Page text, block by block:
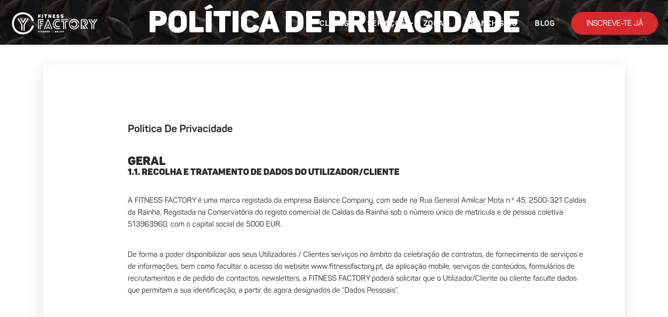
CLUBES SERVIÇOS ZONAS FRANCHISING BLOG INSCREVE-TE JÁ
Política de Privacidade
Política De Privacidade
GERAL
1.1. RECOLHA E TRATAMENTO DE DADOS DO UTILIZADOR/CLIENTE
A FITNESS FACTORY é uma marca registada da empresa Balance Company, com sede na Rua General Amílcar Mota n.º 45, 2500-321 Caldas
da Rainha, Registada na Conservatória do registo comercial de Caldas da Rainha sob o número único de matrícula e de pessoa coletiva
513963960, com o capital social de 5000 EUR.
De forma a poder disponibilizar aos seus Utilizadores / Clientes serviços no âmbito da celebração de contratos, de fornecimento de serviços e
de informações, bem como facultar o acesso do website www.fitnessfactory.pt, da aplicação mobile, serviços de conteúdos, formulários de
recrutamentos e de pedido de contactos, newsletters, a FITNESS FACTORY poderá solicitar que o Utilizador/Cliente ou cliente faculte dados
que permitam a sua identificação, a partir de agora designados de “Dados Pessoais”.